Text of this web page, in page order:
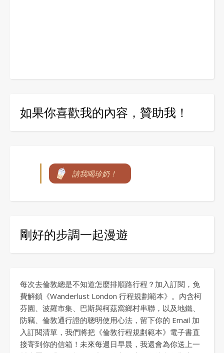
如果你喜歡我的內容，贊助我！
請我喝珍奶！
剛好的步調一起漫遊
每次去倫敦總是不知道怎麼排順路行程？加入訂閱，免
費解鎖《Wanderlust London 行程規劃範本》。內含柯
芬園、波羅市集、巴斯與柯茲窩鄉村串聯，以及地鐵、
防竊、倫敦通行證的聰明使用心法，留下你的 Email 加
入訂閱清單，我們將把《倫敦行程規劃範本》電子書直
接寄到你的信箱！未來每週日早晨，我還會為你送上一